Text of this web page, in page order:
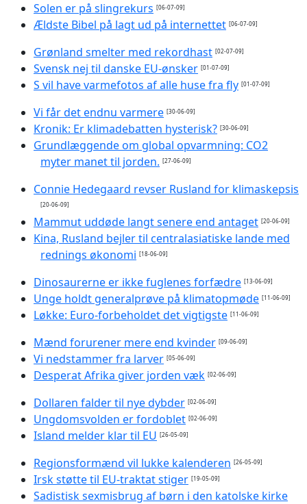
Solen er på slingrekurs [06-07-09]
Ældste Bibel på lagt ud på internettet [06-07-09]
Grønland smelter med rekordhast [02-07-09]
Svensk nej til danske EU-ønsker [01-07-09]
S vil have varmefotos af alle huse fra fly [01-07-09]
Vi får det endnu varmere [30-06-09]
Kronik: Er klimadebatten hysterisk? [30-06-09]
Grundlæggende om global opvarmning: CO2
myter manet til jorden. [27-06-09]
Connie Hedegaard revser Rusland for klimaskepsis
[20-06-09]
Mammut uddøde langt senere end antaget [20-06-09]
Kina, Rusland bejler til centralasiatiske lande med
rednings økonomi [18-06-09]
Dinosaurerne er ikke fuglenes forfædre [13-06-09]
Unge holdt generalprøve på klimatopmøde [11-06-09]
Løkke: Euro-forbeholdet det vigtigste [11-06-09]
Mænd forurener mere end kvinder [09-06-09]
Vi nedstammer fra larver [05-06-09]
Desperat Afrika giver jorden væk [02-06-09]
Dollaren falder til nye dybder [02-06-09]
Ungdomsvolden er fordoblet [02-06-09]
Island melder klar til EU [26-05-09]
Regionsformænd vil lukke kalenderen [26-05-09]
Irsk støtte til EU-traktat stiger [19-05-09]
Sadistisk sexmisbrug af børn i den katolske kirke